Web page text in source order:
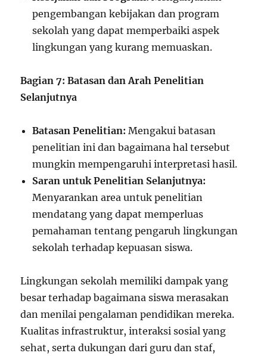
pengembangan kebijakan dan program
sekolah yang dapat memperbaiki aspek
lingkungan yang kurang memuaskan.
Bagian 7: Batasan dan Arah Penelitian
Selanjutnya
Batasan Penelitian: Mengakui batasan
penelitian ini dan bagaimana hal tersebut
mungkin mempengaruhi interpretasi hasil.
Saran untuk Penelitian Selanjutnya:
Menyarankan area untuk penelitian
mendatang yang dapat memperluas
pemahaman tentang pengaruh lingkungan
sekolah terhadap kepuasan siswa.
Lingkungan sekolah memiliki dampak yang
besar terhadap bagaimana siswa merasakan
dan menilai pengalaman pendidikan mereka.
Kualitas infrastruktur, interaksi sosial yang
sehat, serta dukungan dari guru dan staf,